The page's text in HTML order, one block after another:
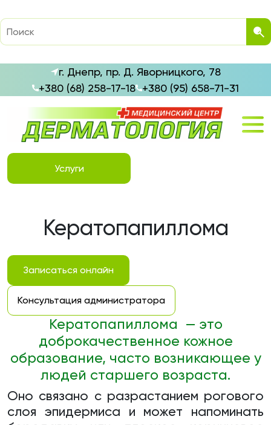
г. Днепр, пр. Д. Яворницкого, 78
+380 (68) 258-17-18 +380 (95) 658-71-31
Услуги
Кератопапиллома
Записаться онлайн
Консультация администратора
Кератопапиллома — это
доброкачественное кожное
образование, часто возникающее у
людей старшего возраста.
Оно связано с разрастанием рогового
слоя эпидермиса и может напоминать